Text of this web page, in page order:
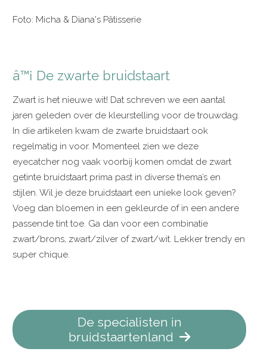
Foto: Micha & Diana's Pâtisserie
â™¡ De zwarte bruidstaart
Zwart is het nieuwe wit! Dat schreven we een aantal
jaren geleden over de kleurstelling voor de trouwdag.
In die artikelen kwam de zwarte bruidstaart ook
regelmatig in voor. Momenteel zien we deze
eyecatcher nog vaak voorbij komen omdat de zwart
getinte bruidstaart prima past in diverse thema’s en
stijlen. Wil je deze bruidstaart een unieke look geven?
Voeg dan bloemen in een gekleurde of in een andere
passende tint toe. Ga dan voor een combinatie
zwart/brons, zwart/zilver of zwart/wit. Lekker trendy en
super chique.
De specialisten in
bruidstaartenland